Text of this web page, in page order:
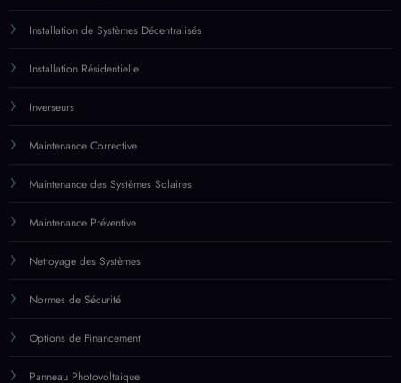
Maintenance des Systèmes Solaires
Maintenance Préventive
Nettoyage des Systèmes
Normes de Sécurité
Options de Financement
Panneau Photovoltaique
Panneaux Photovoltaïques
Panneaux Solaires – Comparatifs
Panneaux Solaires – Coût et Financement
Panneaux Solaires – Énergies Renouvelables